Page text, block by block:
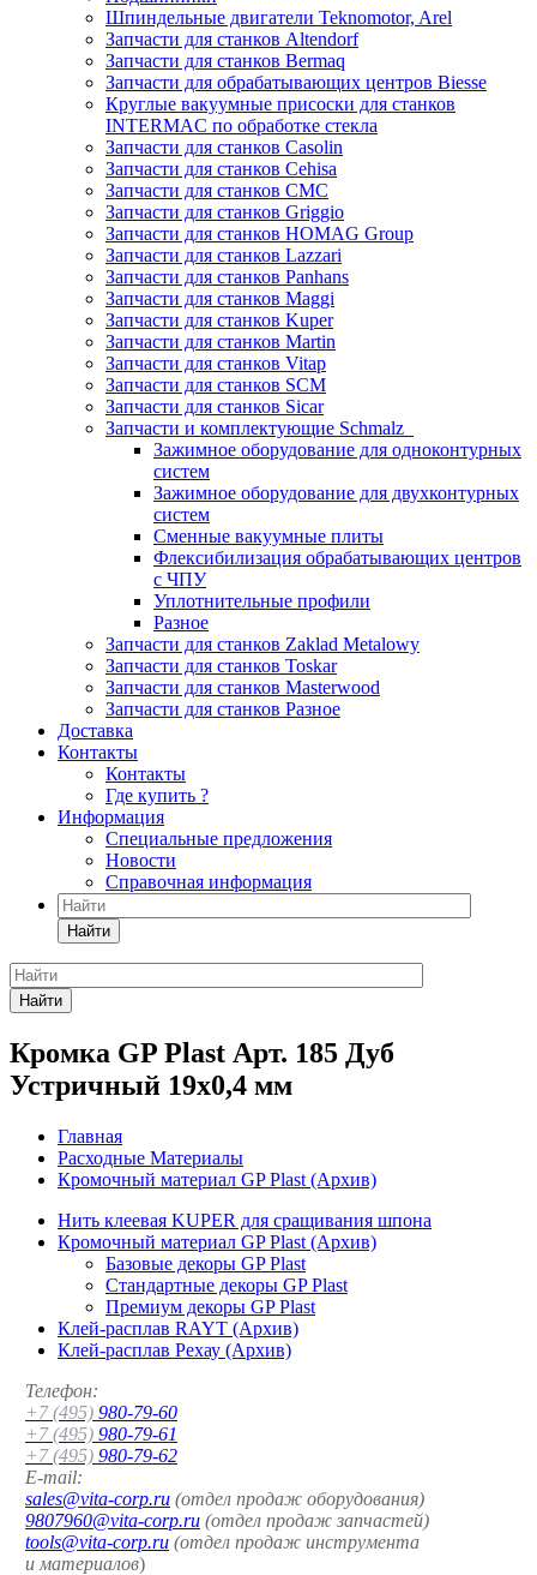
Шпиндельные двигатели Teknomotor, Arel
Запчасти для станков Altendorf
Запчасти для станков Bermaq
Запчасти для обрабатывающих центров Biesse
Круглые вакуумные присоски для станков
INTERMAC по обработке стекла
Запчасти для станков Casolin
Запчасти для станков Cehisa
Запчасти для станков CMC
Запчасти для станков Griggio
Запчасти для станков HOMAG Group
Запчасти для станков Lazzari
Запчасти для станков Panhans
Запчасти для станков Maggi
Запчасти для станков Kuper
Запчасти для станков Martin
Запчасти для станков Vitap
Запчасти для станков SCM
Запчасти для станков Sicar
Запчасти и комплектующие Schmalz
Зажимное оборудование для одноконтурных
систем
Зажимное оборудование для двухконтурных
систем
Сменные вакуумные плиты
Флексибилизация обрабатывающих центров
с ЧПУ
Уплотнительные профили
Разное
Запчасти для станков Zaklad Metalowy
Запчасти для станков Toskar
Запчасти для станков Masterwood
Запчасти для станков Разное
Доставка
Контакты
Контакты
Где купить ?
Информация
Специальные предложения
Новости
Справочная информация
Найти
Найти
Кромка GP Plast Арт. 185 Дуб
Устричный 19x0,4 мм
Главная
Расходные Материалы
Кромочный материал GP Plast (Архив)
Нить клеевая KUPER для сращивания шпона
Кромочный материал GP Plast (Архив)
Базовые декоры GP Plast
Стандартные декоры GP Plast
Премиум декоры GP Plast
Клей-расплав RAYT (Архив)
Клей-расплав Рехау (Архив)
Телефон:
+7 (495) 980-79-60
+7 (495) 980-79-61
+7 (495) 980-79-62
E-mail:
sales@vita-corp.ru (отдел продаж оборудования)
9807960@vita-corp.ru (отдел продаж запчастей)
tools@vita-corp.ru (отдел продаж инструмента
и материалов)